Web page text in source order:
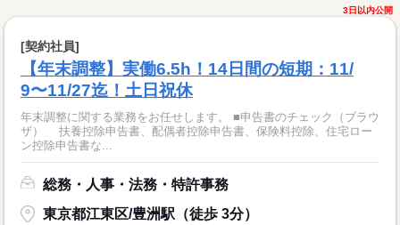
3日以内公開
[契約社員]
【年末調整】実働6.5h！14日間の短期：11/
9〜11/27迄！土日祝休
年末調整に関する業務をお任せします。 ■申告書のチェック（ブラウ
ザ） 扶養控除申告書、配偶者控除申告書、保険料控除、住宅ロー
ン控除申告書な...
総務・人事・法務・特許事務
東京都江東区/豊洲駅（徒歩 3分）